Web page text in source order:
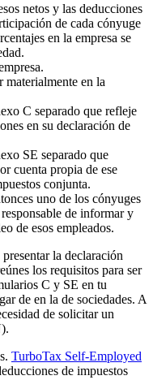
netos y las deducciones
de cada cónyuge
en la empresa se
materialmente en la
C separado que refleje
en su declaración de
SE separado que
cuenta propia de ese
conjunta.
uno de los cónyuges
de informar y
de esos empleados.
la declaración
los requisitos para ser
C y SE en tu
de en la de sociedades. A
de solicitar un
TurboTax Self-Employed
de impuestos